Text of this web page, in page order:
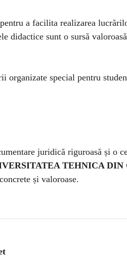
a facilita realizarea
didactice sunt o sursă
organizate special pentru
juridică riguroasă și o
TEHNICA DIN
și valoroase.